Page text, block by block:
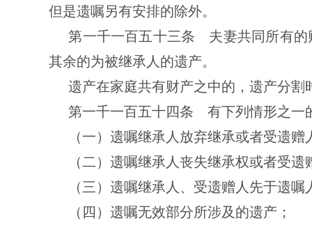
但是遗嘱另有安排的除外。
第一千一百五十三条 夫妻共同所有的
其余的为被继承人的遗产。
遗产在家庭共有财产之中的，遗产分
第一千一百五十四条 有下列情形之一
（一）遗嘱继承人放弃继承或者受遗
（二）遗嘱继承人丧失继承权或者受
（三）遗嘱继承人、受遗赠人先于遗
（四）遗嘱无效部分所涉及的遗产；